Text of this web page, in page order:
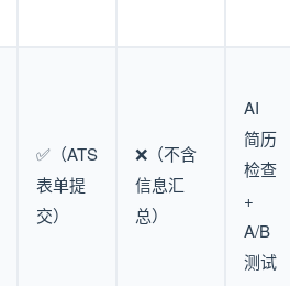
✅（ATS
表单提
交）
❌（不含
信息汇
总）
AI
简历
检查
+
A/B
测试